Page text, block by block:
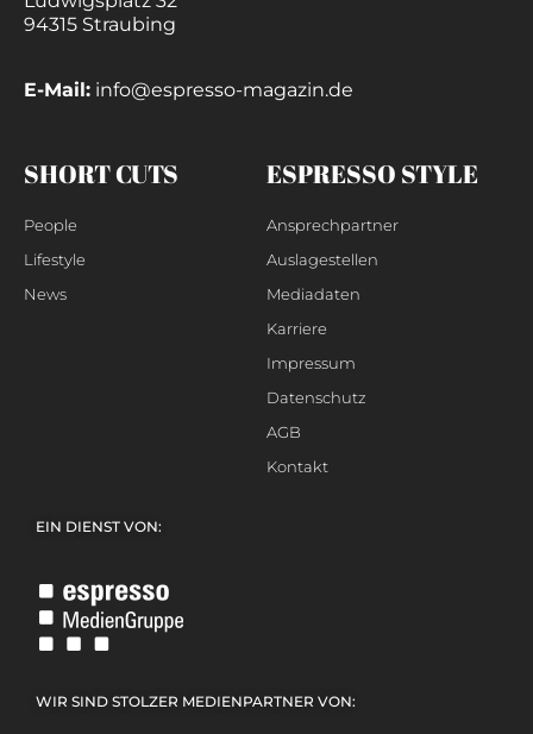
94315 Straubing
E-Mail: info@espresso-magazin.de
SHORT CUTS
People
Lifestyle
News
ESPRESSO STYLE
Ansprechpartner
Auslagestellen
Mediadaten
Karriere
Impressum
Datenschutz
AGB
Kontakt
EIN DIENST VON:
WIR SIND STOLZER MEDIENPARTNER VON: